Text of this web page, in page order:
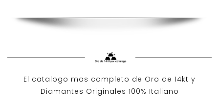
El catalogo mas completo de Oro de 14kt y
Diamantes Originales 100% Italiano